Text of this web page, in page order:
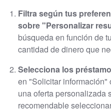
Filtra según tus
sobre "Personalizar
búsqueda en función de
cantidad de dinero que
Selecciona los
en "Solicitar información"
una oferta personalizada
recomendable